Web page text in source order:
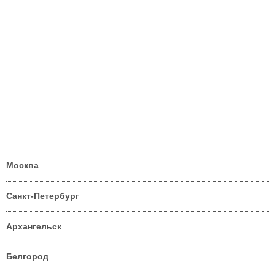
Москва
Санкт-Петербург
Архангельск
Белгород